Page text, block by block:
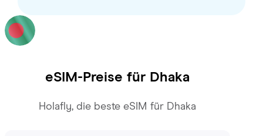
eSIM-Preise für Dhaka
Holafly, die beste eSIM für Dhaka